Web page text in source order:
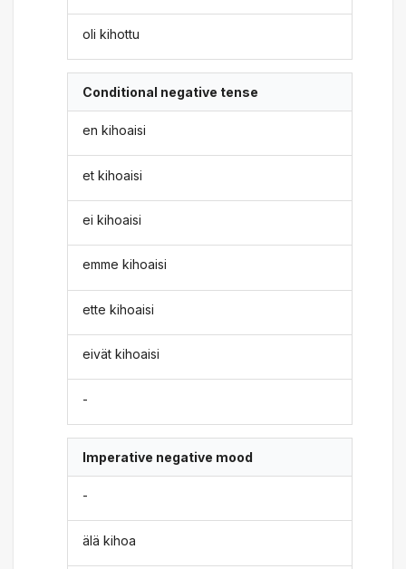
oli kihottu
Conditional negative tense
en kihoaisi
et kihoaisi
ei kihoaisi
emme kihoaisi
ette kihoaisi
eivät kihoaisi
-
Imperative negative mood
-
älä kihoa